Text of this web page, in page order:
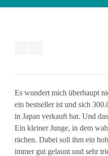
Es wundert mich überhaupt
ein bestseller ist und sich
in Japan verkauft hat. Und
Ein kleiner Junge, in dem
rächen. Dabei soll ihm ein
immer gut gelaunt und sehr